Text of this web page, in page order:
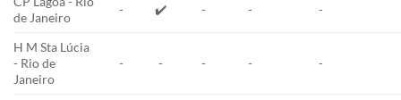
de Janeiro
- ✔️ - - -
H M Sta Lúcia
- Rio de
Janeiro
- - - - -